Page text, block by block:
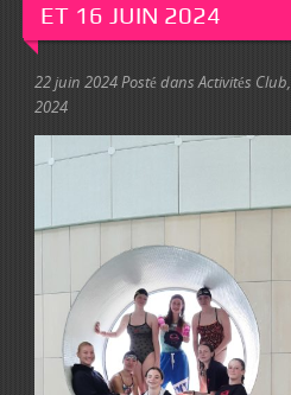
ET 16 JUIN 2024
22 juin 2024Posté dansActivités Club,
2024